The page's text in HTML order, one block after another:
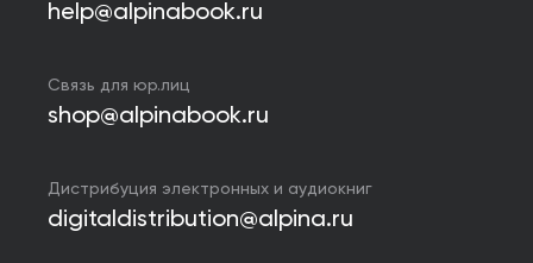
help@alpinabook.ru
Связь для юр.лиц
shop@alpinabook.ru
Дистрибуция электронных и аудиокниг
digitaldistribution@alpina.ru